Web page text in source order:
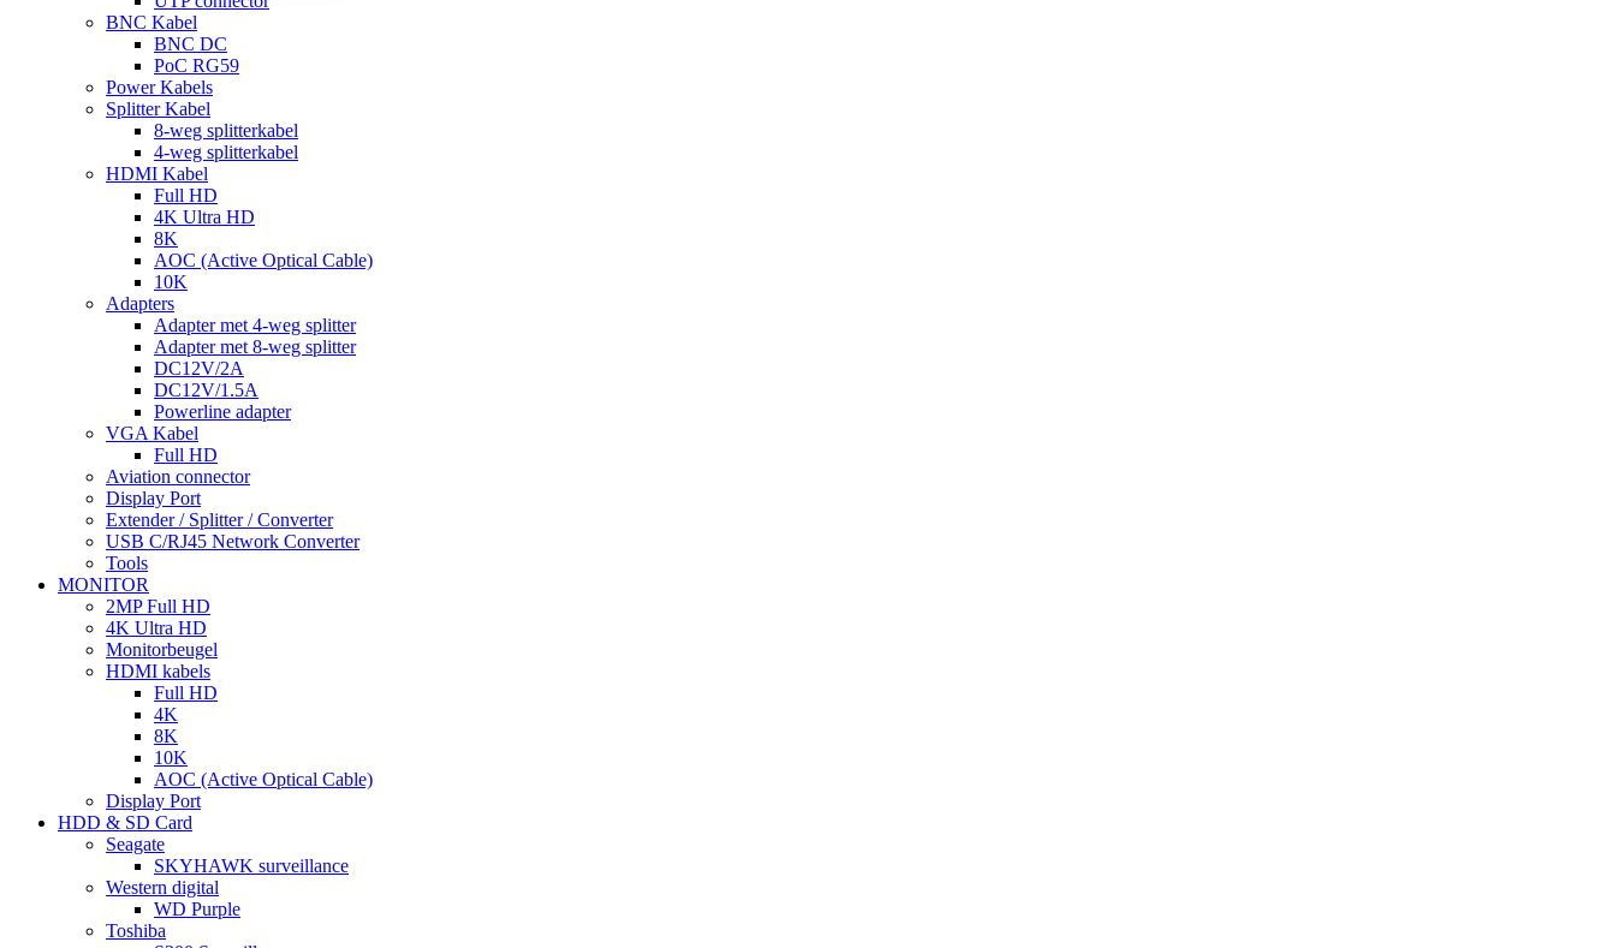
BNC Kabel
BNC DC
PoC RG59
Power Kabels
Splitter Kabel
8-weg splitterkabel
4-weg splitterkabel
HDMI Kabel
Full HD
4K Ultra HD
8K
AOC (Active Optical Cable)
10K
Adapters
Adapter met 4-weg splitter
Adapter met 8-weg splitter
DC12V/2A
DC12V/1.5A
Powerline adapter
VGA Kabel
Full HD
Aviation connector
Display Port
Extender / Splitter / Converter
USB C/RJ45 Network Converter
Tools
MONITOR
2MP Full HD
4K Ultra HD
Monitorbeugel
HDMI kabels
Full HD
4K
8K
10K
AOC (Active Optical Cable)
Display Port
HDD & SD Card
Seagate
SKYHAWK surveillance
Western digital
WD Purple
Toshiba